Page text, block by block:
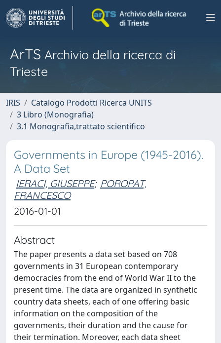
ArTS Archivio della ricerca di
Trieste
IRIS
Catalogo Prodotti Ricerca UNITS
3 Libro (Monografia)
3.1 Monografia,trattato scientifico
Governments in Europe (1945-2016).
A Data Set
IERACI, GIUSEPPE; POROPAT,
FRANCESCO
2016-01-01
Abstract
The paper presents a data set based on 708
governments in 31 European contemporary
democracies from the end of World War II to the
present time. The data are organized in synthetic
country data sheets, each of one offering basic
information on the composition of the
governments, their duration and the cause for
their termination. Moreover, each data sheet